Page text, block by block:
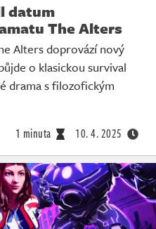
datum
The Alters
Alters doprovází nový
o klasickou survival
drama s filozofickým
1 minuta 10. 4. 2025